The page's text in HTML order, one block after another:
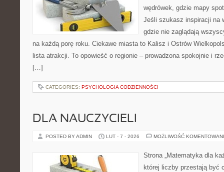
wędrówek, gdzie mapy
Jeśli szukasz inspiracji na
gdzie nie zaglądają
na każdą porę roku. Ciekawe miasta to Kalisz i Ostrów
lista atrakcji. To opowieść o regionie – prowadzona spokojnie i
[…]
CATEGORIES: PSYCHOLOGIA CODZIENNOŚCI
DLA NAUCZYCIELI
POSTED BY ADMIN LUT - 7 - 2026 MOŻLIWOŚĆ
Strona „Matematyka dla
której liczby przestają być